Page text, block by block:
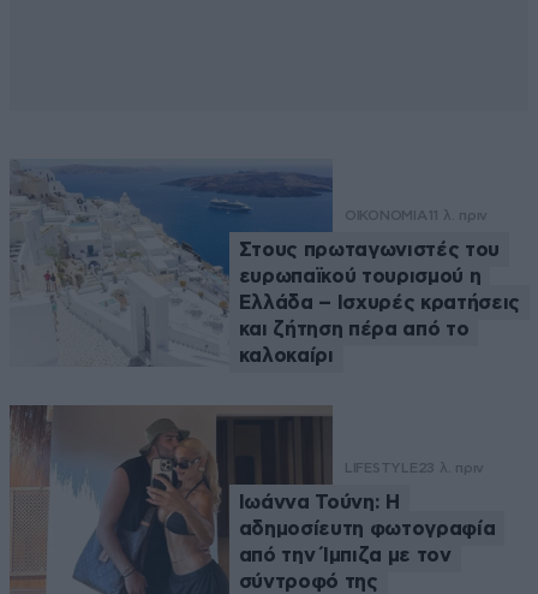
ΟΙΚΟΝΟΜΙΑ 11 λ. πριν
Στους πρωταγωνιστές του
ευρωπαϊκού τουρισμού η
Ελλάδα – Ισχυρές κρατήσεις
και ζήτηση πέρα από το
καλοκαίρι
LIFESTYLE23 λ. πριν
Ιωάννα Τούνη: Η
αδημοσίευτη φωτογραφία
από την Ίμπιζα με τον
σύντροφό της